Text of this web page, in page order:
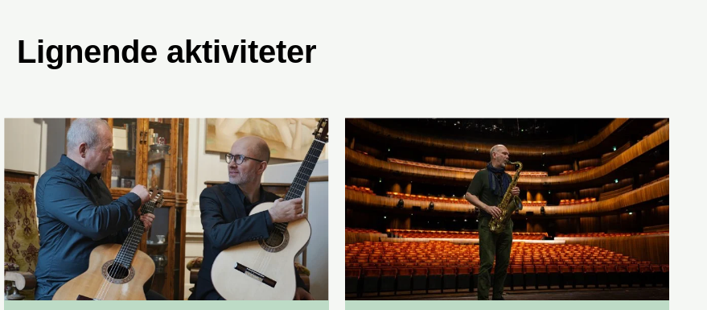
Lignende aktiviteter